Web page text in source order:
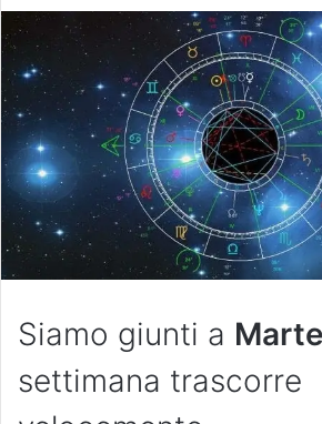
Siamo giunti a
settimana trascorre